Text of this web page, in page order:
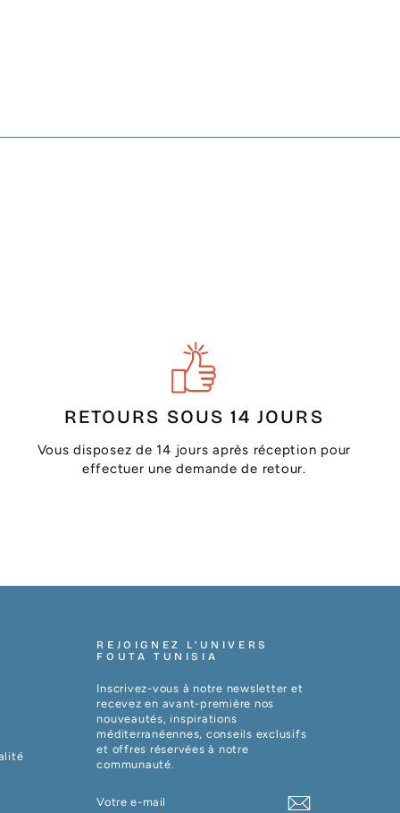
RETOURS SOUS 14 JOURS
Vous disposez de 14 jours après réception pour
effectuer une demande de retour.
REJOIGNEZ L’UNIVERS
FOUTA TUNISIA
Inscrivez-vous à notre newsletter et
recevez en avant-première nos
nouveautés, inspirations
méditerranéennes, conseils exclusifs
et offres réservées à notre
communauté.
E-